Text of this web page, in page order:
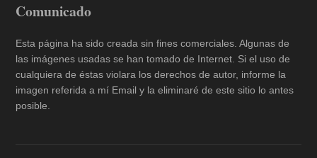
Comunicado
Esta página ha sido creada sin fines comerciales. Algunas de
las imágenes usadas se han tomado de Internet. Si el uso de
cualquiera de éstas violara los derechos de autor, informe la
imagen referida a mí Email y la eliminaré de este sitio lo antes
posible.